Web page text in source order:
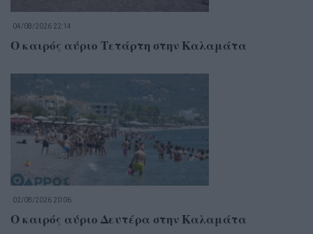
04/08/2026 22:14
Ο καιρός αύριο Τετάρτη στην Καλαμάτα
02/08/2026 20:06
Ο καιρός αύριο Δευτέρα στην Καλαμάτα